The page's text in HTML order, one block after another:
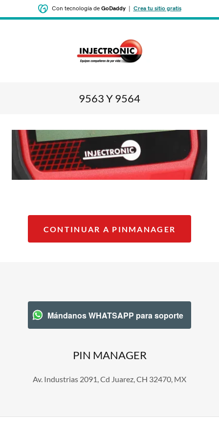
Con tecnología de GoDaddy| Crea tu sitio gratis
9563Y9564
CONTINUAR A PINMANAGER
Mándanos WHATSAPP para soporte
PIN MANAGER
Av. Industrias 2091, Cd Juarez, CH 32470, MX